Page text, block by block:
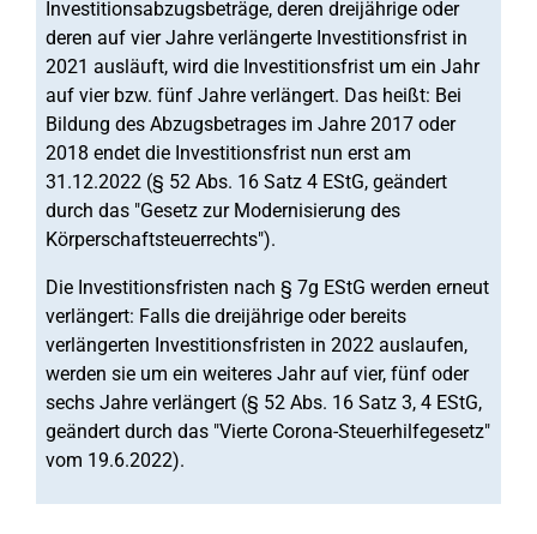
Investitionsabzugsbeträge, deren dreijährige oder
deren auf vier Jahre verlängerte Investitionsfrist in
2021 ausläuft, wird die Investitionsfrist um ein Jahr
auf vier bzw. fünf Jahre verlängert. Das heißt: Bei
Bildung des Abzugsbetrages im Jahre 2017 oder
2018 endet die Investitionsfrist nun erst am
31.12.2022 (§ 52 Abs. 16 Satz 4 EStG, geändert
durch das "Gesetz zur Modernisierung des
Körperschaftsteuerrechts").
Die Investitionsfristen nach § 7g EStG werden erneut
verlängert: Falls die dreijährige oder bereits
verlängerten Investitionsfristen in 2022 auslaufen,
werden sie um ein weiteres Jahr auf vier, fünf oder
sechs Jahre verlängert (§ 52 Abs. 16 Satz 3, 4 EStG,
geändert durch das "Vierte Corona-Steuerhilfegesetz"
vom 19.6.2022).